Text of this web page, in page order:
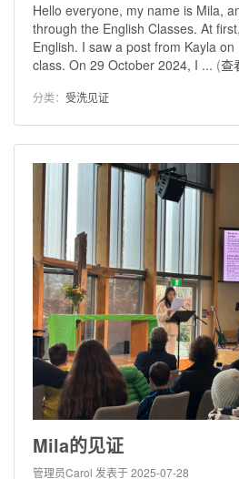
Hello everyone, my name is Mila,
through the English Classes. At
English. I saw a post from Kayla
class. On 29 October 2024, I ... (查
分类： 受洗见证
Mila的见证
管理员Carol 发表于 2025-07-28